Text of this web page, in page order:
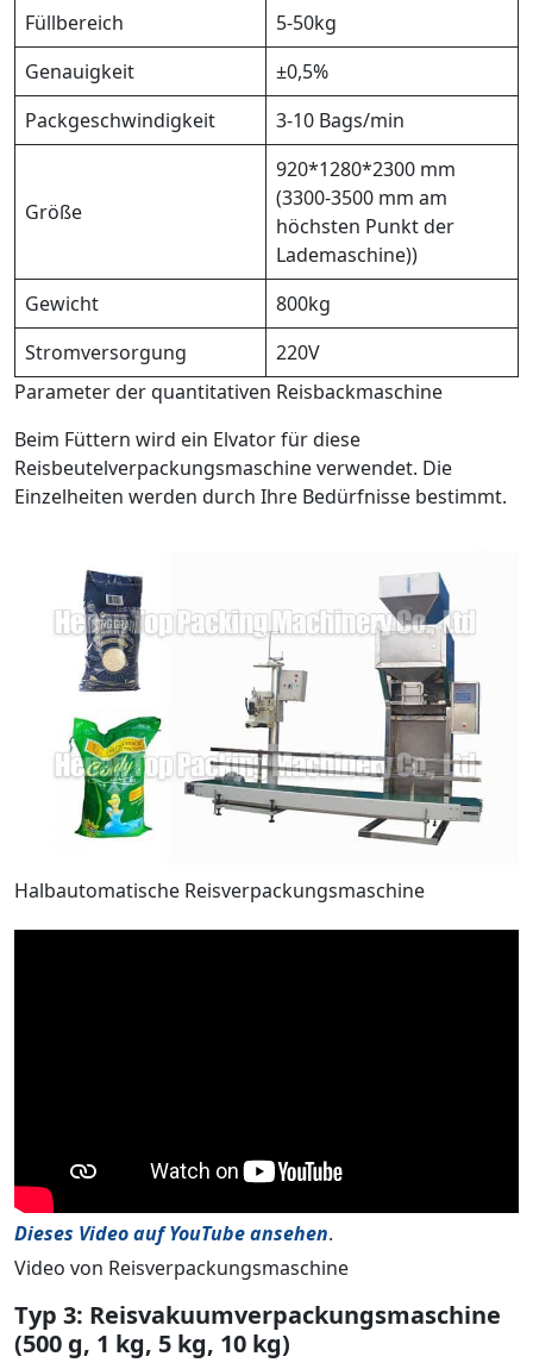
Füllbereich
5-50kg
Genauigkeit
±0,5%
Packgeschwindigkeit
3-10 Bags/min
Größe
920*1280*2300 mm
(3300-3500 mm am
höchsten Punkt der
Lademaschine))
Gewicht
800kg
Stromversorgung
220V
Parameter der quantitativen Reisbackmaschine
Beim Füttern wird ein Elvator für diese
Reisbeutelverpackungsmaschine verwendet. Die
Einzelheiten werden durch Ihre Bedürfnisse bestimmt.
Halbautomatische Reisverpackungsmaschine
Dieses Video auf YouTube ansehen.
Video von Reisverpackungsmaschine
Typ 3: Reisvakuumverpackungsmaschine
(500 g, 1 kg, 5 kg, 10 kg)